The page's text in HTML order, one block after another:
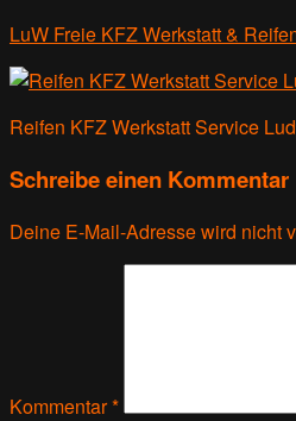
LuW Freie KFZ Werkstatt &
Reifen KFZ Werkstatt Service
Schreibe einen Kommentar
Deine E-Mail-Adresse wird nicht
Kommentar*